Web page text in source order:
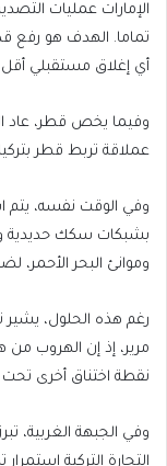
الإمارات عمليات
أي إغلاق مستقبلي أقل
وفيما يخص قطر، عاد
عملاقة تربط قطر
وفي الوقت نفسه، يتم
بشبكات سكك حديدية
وموانئ البحر الأحمر،
رغم هذه الحلول، يشير
مرير، إذ إن الهروب
نقطة اختناق أخرى تحت
وفي الجبهة الغربية،
التجارة التركية